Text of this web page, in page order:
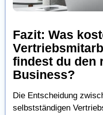
Fazit: Was
findest du den
Business?
Die Entscheidung
selbstständigen